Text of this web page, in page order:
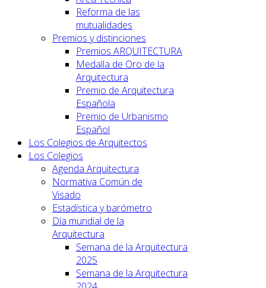
Reforma de las
mutualidades
Premios y distinciones
Premios ARQUITECTURA
Medalla de Oro de la
Arquitectura
Premio de Arquitectura
Española
Premio de Urbanismo
Español
Los Colegios de Arquitectos
Los Colegios
Agenda Arquitectura
Normativa Común de
Visado
Estadística y barómetro
Día mundial de la
Arquitectura
Semana de la Arquitectura
2025
Semana de la Arquitectura